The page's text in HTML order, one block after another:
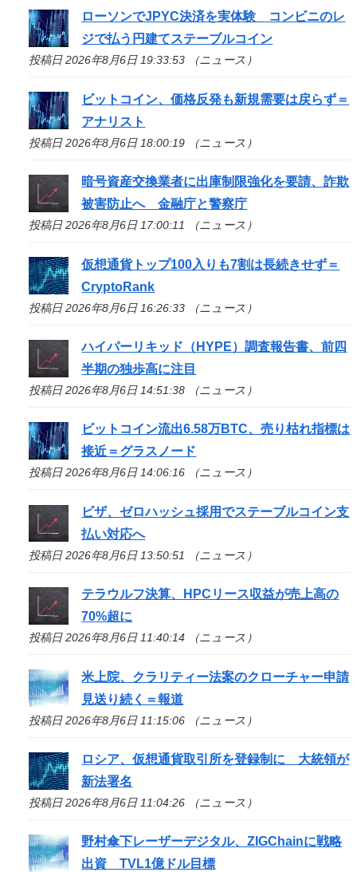
ローソンでJPYC決済を実体験 コンビニのレ
ジで払う円建てステーブルコイン
投稿日 2026年8月6日 19:33:53 （ニュース）
ビットコイン、価格反発も新規需要は戻らず＝
アナリスト
投稿日 2026年8月6日 18:00:19 （ニュース）
暗号資産交換業者に出庫制限強化を要請、詐欺
被害防止へ 金融庁と警察庁
投稿日 2026年8月6日 17:00:11 （ニュース）
仮想通貨トップ100入りも7割は長続きせず＝
CryptoRank
投稿日 2026年8月6日 16:26:33 （ニュース）
ハイパーリキッド（HYPE）調査報告書、前四
半期の独歩高に注目
投稿日 2026年8月6日 14:51:38 （ニュース）
ビットコイン流出6.58万BTC、売り枯れ指標は
接近＝グラスノード
投稿日 2026年8月6日 14:06:16 （ニュース）
ビザ、ゼロハッシュ採用でステーブルコイン支
払い対応へ
投稿日 2026年8月6日 13:50:51 （ニュース）
テラウルフ決算、HPCリース収益が売上高の
70%超に
投稿日 2026年8月6日 11:40:14 （ニュース）
米上院、クラリティー法案のクローチャー申請
見送り続く＝報道
投稿日 2026年8月6日 11:15:06 （ニュース）
ロシア、仮想通貨取引所を登録制に 大統領が
新法署名
投稿日 2026年8月6日 11:04:26 （ニュース）
野村傘下レーザーデジタル、ZIGChainに戦略
出資 TVL1億ドル目標